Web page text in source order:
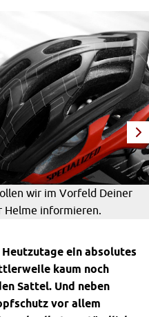
wir im Vorfeld Deiner
Helme informieren.
Heutzutage ein absolutes
kaum noch
Sattel. Und neben
vor allem